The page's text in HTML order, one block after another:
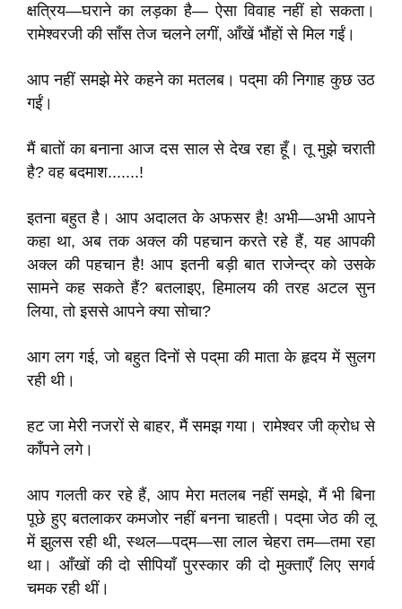
क्षत्रिय—घराने का लड़का है— ऐसा विवाह नहीं हो सकता।
रामेश्वरजी की साँस तेज चलने लगीं, आँखें भौंहों से मिल गईं।
आप नहीं समझे मेरे कहने का मतलब। पद्‌मा की निगाह कुछ उठ
गईं।
मैं बातों का बनाना आज दस साल से देख रहा हूँ। तू मुझे चराती
है? वह बदमाश.......!
इतना बहुत है। आप अदालत के अफसर है! अभी—अभी आपने
कहा था, अब तक अक्ल की पहचान करते रहे हैं, यह आपकी
अक्ल की पहचान है! आप इतनी बड़ी बात राजेन्द्र को उसके
सामने कह सकते हैं? बतलाइए, हिमालय की तरह अटल सुन
लिया, तो इससे आपने क्या सोचा?
आग लग गई, जो बहुत दिनों से पद्‌मा की माता के हृदय में सुलग
रही थी।
हट जा मेरी नजरों से बाहर, मैं समझ गया। रामेश्वर जी क्रोध से
काँपने लगे।
आप गलती कर रहे हैं, आप मेरा मतलब नहीं समझे, मैं भी बिना
पूछे हुए बतलाकर कमजोर नहीं बनना चाहती। पद्‌मा जेठ की लू
में झुलस रही थी, स्थल—पद्‌म—सा लाल चेहरा तम—तमा रहा
था। आँखों की दो सीपियाँ पुरस्कार की दो मुक्ताएँ लिए सगर्व
चमक रही थीं।